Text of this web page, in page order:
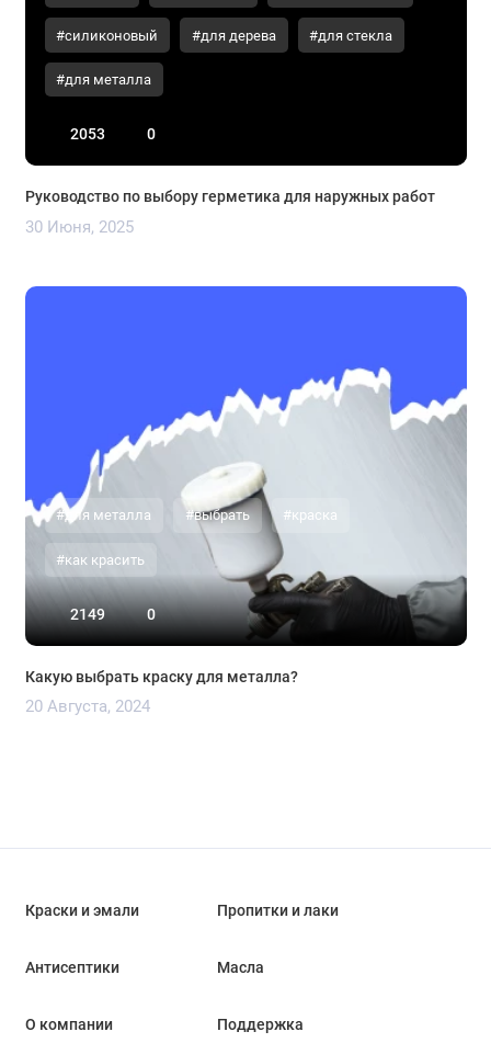
#силиконовый #для дерева #для стекла
#для металла
2053 0
Руководство по выбору герметика для наружных работ
30 Июня, 2025
#для металла #выбрать #краска
#как красить
2149 0
Какую выбрать краску для металла?
20 Августа, 2024
Краски и эмали Пропитки и лаки
Антисептики Масла
О компании Поддержка